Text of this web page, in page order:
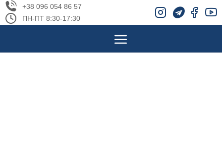
+38 096 054 86 57
ПН-ПТ 8:30-17:30